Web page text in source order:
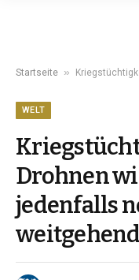
Startseite » Kriegstüchtigkeit? Gegen
WELT
Drohnen
jedenfalls